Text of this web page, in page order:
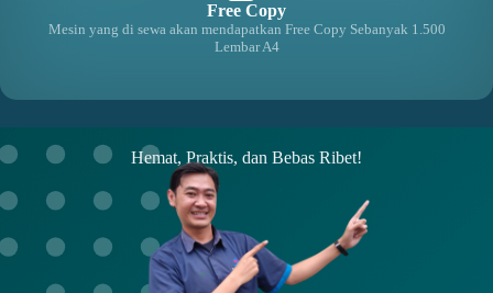
Free Copy
Mesin yang di sewa akan mendapatkan Free Copy Sebanyak 1.500
Lembar A4
Hemat, Praktis, dan Bebas Ribet!